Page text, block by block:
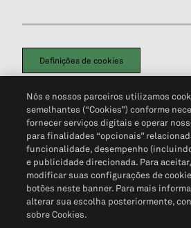
Definições de cookies
Política de PrivacidadePortal de privacidade
Não Venda Minhas Informações Pessoais©
Nós e nossos parceiros utilizamos
semelhantes (“Cookies”) conforme
fornecer serviços digitais e operar
para finalidades “opcionais”
funcionalidade, desempenho
e publicidade direcionada. Para
modificar suas configurações de
botões neste banner. Para mais
alterar sua escolha posteriormente,
sobre Cookies.